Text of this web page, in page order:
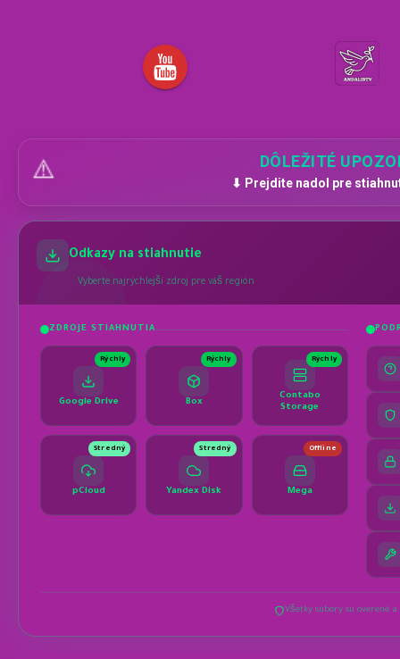
⚠️ DÔLEŽITÉ
⬇ Prejdite nadol pre